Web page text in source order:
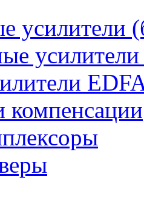
усилители
компенсации